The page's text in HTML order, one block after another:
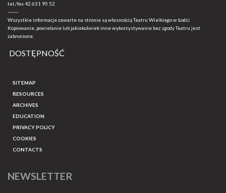
tel./fax42 631 95 52
-------
Wszystkie informacje zawarte na stronie są własnością Teatru Wielkiego w Łodzi.
Kopiowanie, powielanie lub jakiekolwiek inne wykorzystywanie bez zgody Teatru jest
zabronione.
DOSTĘPNOŚĆ
SITEMAP
RESOURCES
ARCHIVES
EDUCATION
PRIVACY POLICY
COOKIES
CONTACTS
NEWSLETTER